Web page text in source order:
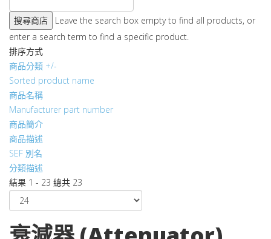
Leave the search box empty to find all products, or
enter a search term to find a specific product.
排序方式
商品分類 +/-
Sorted product name
商品名稱
Manufacturer part number
商品簡介
商品描述
SEF 別名
分類描述
結果 1 - 23 總共 23